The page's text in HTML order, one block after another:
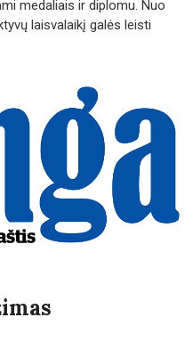
medaliais ir diplomu. Nuo
laisvalaikį galės leisti